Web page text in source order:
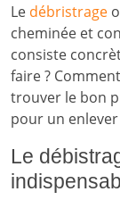
Le débristrage
cheminée et
consiste
faire ?
trouver le bon
pour un
Le